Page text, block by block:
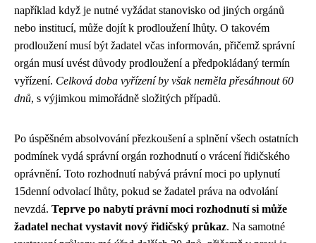
například když je nutné vyžádat stanovisko od jiných orgánů
nebo institucí, může dojít k prodloužení lhůty. O takovém
prodloužení musí být žadatel včas informován, přičemž správní
orgán musí uvést důvody prodloužení a předpokládaný termín
vyřízení. Celková doba vyřízení by však neměla přesáhnout 60
dnů, s výjimkou mimořádně složitých případů.
Po úspěšném absolvování přezkoušení a splnění všech ostatních
podmínek vydá správní orgán rozhodnutí o vrácení řidičského
oprávnění. Toto rozhodnutí nabývá právní moci po uplynutí
15denní odvolací lhůty, pokud se žadatel práva na odvolání
nevzdá. Teprve po nabytí právní moci rozhodnutí si může
žadatel nechat vystavit nový řidičský průkaz. Na samotné